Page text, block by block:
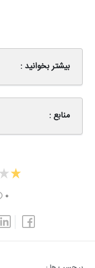
بیشتر بخوانید :
منابع :
۰